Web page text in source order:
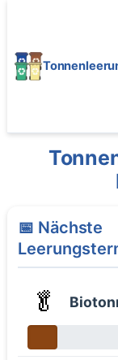
📅 Nächste
🥬